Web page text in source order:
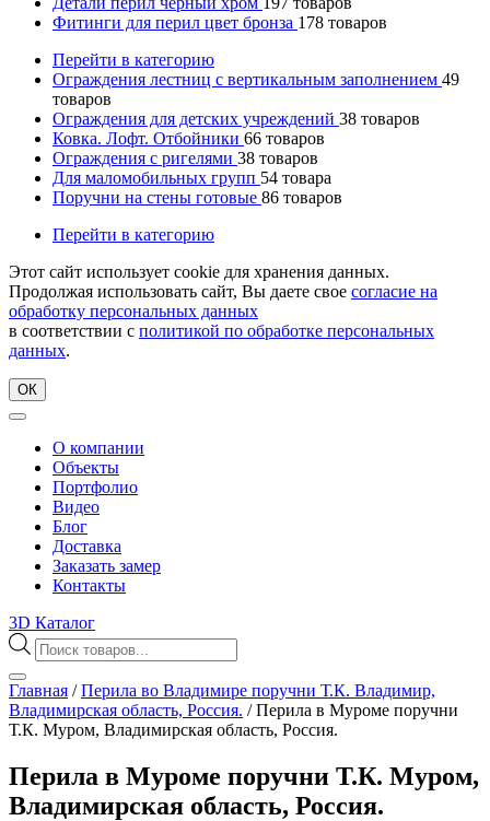
Фитинги для перил цвет бронза 178 товаров
Перейти в категорию
Ограждения лестниц с вертикальным заполнением 49
товаров
Ограждения для детских учреждений 38 товаров
Ковка. Лофт. Отбойники 66 товаров
Ограждения с ригелями 38 товаров
Для маломобильных групп 54 товара
Поручни на стены готовые 86 товаров
Перейти в категорию
Этот сайт использует cookie для хранения данных.
Продолжая использовать сайт, Вы даете свое согласие на
обработку персональных данных
в соответствии с политикой по обработке персональных
данных.
ОК
О компании
Объекты
Портфолио
Видео
Блог
Доставка
Заказать замер
Контакты
3D Каталог
Поиск
товаров
Главная /Перила во Владимире поручни Т.К. Владимир,
Владимирская область, Россия. /Перила в Муроме поручни
Т.К. Муром, Владимирская область, Россия.
Перила в Муроме поручни Т.К. Муром,
Владимирская область, Россия.